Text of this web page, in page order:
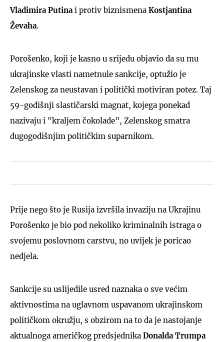
Vladimira Putina i protiv biznismena Kostjantina
Ževaha.
Porošenko, koji je kasno u srijedu objavio da su mu
ukrajinske vlasti nametnule sankcije, optužio je
Zelenskog za neustavan i politički motiviran potez. Taj
59-godišnji slastičarski magnat, kojega ponekad
nazivaju i "kraljem čokolade", Zelenskog smatra
dugogodišnjim političkim suparnikom.
Prije nego što je Rusija izvršila invaziju na Ukrajinu
Porošenko je bio pod nekoliko kriminalnih istraga o
svojemu poslovnom carstvu, no uvijek je poricao
nedjela.
Sankcije su uslijedile usred naznaka o sve većim
aktivnostima na uglavnom uspavanom ukrajinskom
političkom okružju, s obzirom na to da je nastojanje
aktualnoga američkog predsjednika Donalda Trumpa